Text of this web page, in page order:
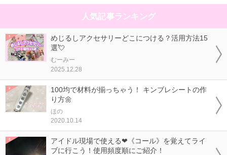
人気記事ランキング
めじるしアクセサリーどこにつける？活用方法15
選💘
むーみー
2025.12.28
100均で材料が揃っちゃう！ キンブレシートの作
り方🌼
ほの
2020.10.14
アイドル現場で使える❤《コール》を覚えてライ
ブに行こう！使用頻度順にご紹介！